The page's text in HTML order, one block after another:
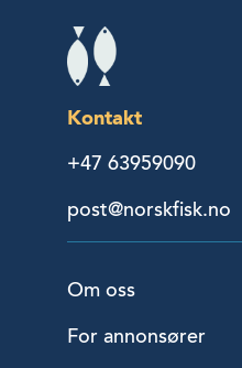
Kontakt
+47 63959090
post@norskfisk.no
Om oss
For annonsører